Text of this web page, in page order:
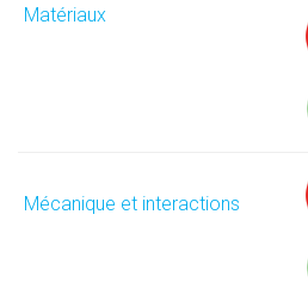
Matériaux
Mécanique et interactions